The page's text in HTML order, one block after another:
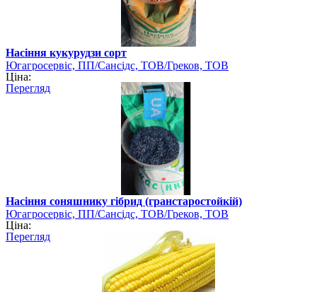
Насіння кукурудзи сорт
Югагросервіс, ПП/Сансідс, ТОВ/Греков, ТОВ
Ціна:
Перегляд
Насіння соняшнику гібрид (гранстаростойкій)
Югагросервіс, ПП/Сансідс, ТОВ/Греков, ТОВ
Ціна:
Перегляд